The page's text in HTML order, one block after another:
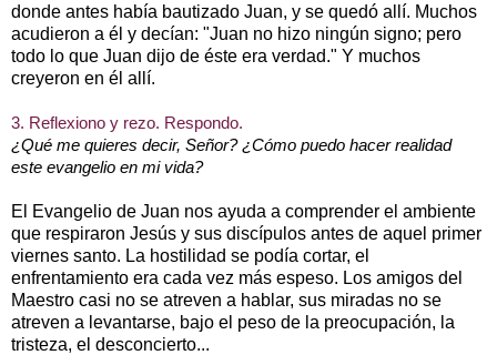
donde antes había bautizado Juan, y se quedó allí. Muchos
acudieron a él y decían: "Juan no hizo ningún signo; pero
todo lo que Juan dijo de éste era verdad." Y muchos
creyeron en él allí.
3. Reflexiono y rezo. Respondo.
¿Qué me quieres decir, Señor? ¿Cómo puedo hacer realidad
este evangelio en mi vida?
El Evangelio de Juan nos ayuda a comprender el ambiente
que respiraron Jesús y sus discípulos antes de aquel primer
viernes santo. La hostilidad se podía cortar, el
enfrentamiento era cada vez más espeso. Los amigos del
Maestro casi no se atreven a hablar, sus miradas no se
atreven a levantarse, bajo el peso de la preocupación, la
tristeza, el desconcierto...